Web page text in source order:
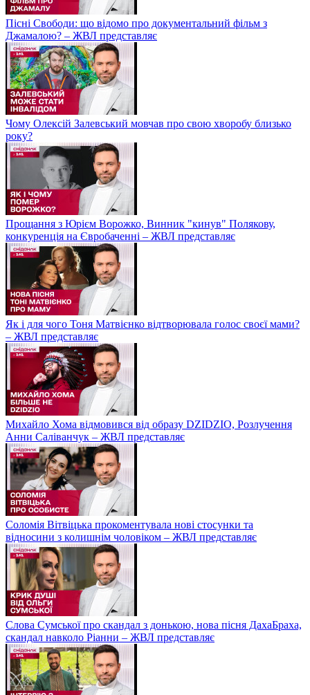
Пісні Свободи: що відомо про документальний фільм з
Джамалою? – ЖВЛ представляє
Чому Олексій Залевський мовчав про свою хворобу близько
року?
Прощання з Юрієм Ворожко, Винник "кинув" Полякову,
конкуренція на Євробаченні – ЖВЛ представляє
Як і для чого Тоня Матвієнко відтворювала голос своєї мами?
– ЖВЛ представляє
Михайло Хома відмовився від образу DZIDZIO, Розлучення
Анни Саліванчук – ЖВЛ представляє
Соломія Вітвіцька прокоментувала нові стосунки та
відносини з колишнім чоловіком – ЖВЛ представляє
Слова Сумської про скандал з донькою, нова пісня ДахаБраха,
скандал навколо Ріанни – ЖВЛ представляє